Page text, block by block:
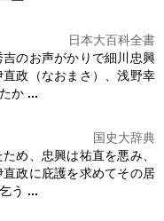
日本大百科全書
のお声がかりで細川忠興
直政 （なおまさ）、浅野幸
か ...
国史大辞典
め、忠興は祐直を悪み、
直政に庇護を求めてその居
う ...